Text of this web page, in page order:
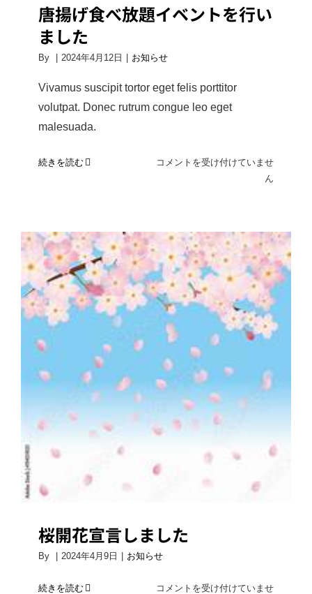
は
唐揚げ食べ放題イベントを行い
ました
By | 2024年4月12日 | お知らせ
Vivamus suscipit tortor eget felis porttitor
volutpat. Donec rutrum congue leo eget
malesuada.
続きを読む
唐
イ
ベ
ン
を
い
ま
た
は
コメントを受け付けていませ
ん
桜開花宣言しました
桜開花宣言しました
By | 2024年4月9日 | お知らせ
続きを読む
桜
コメントを受け付けていませ